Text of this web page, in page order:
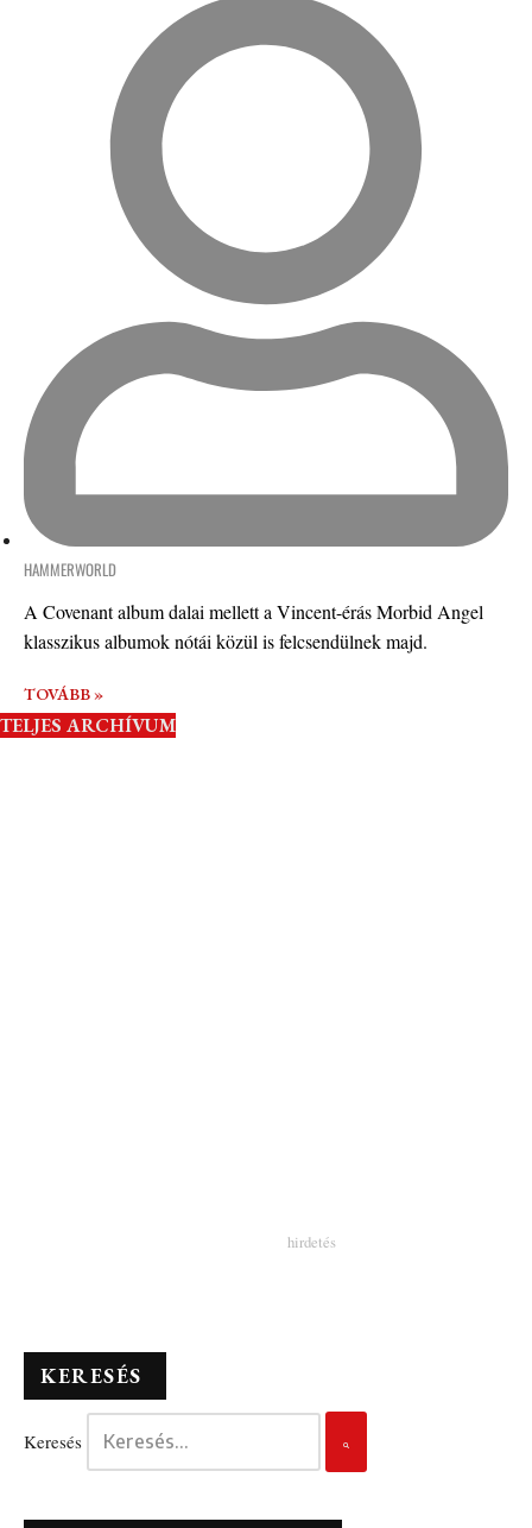
HAMMERWORLD
A Covenant album dalai mellett a Vincent-érás Morbid Angel
klasszikus albumok nótái közül is felcsendülnek majd.
TOVÁBB »
TELJES ARCHÍVUM
KERESÉS
Keresés